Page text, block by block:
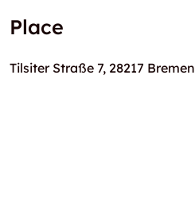
Place
Tilsiter Straße 7, 28217 Bremen